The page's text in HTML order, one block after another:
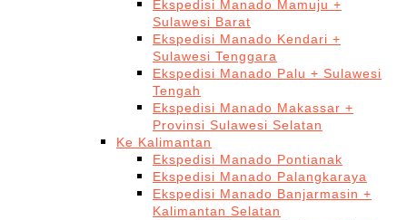
Ekspedisi Manado Mamuju +
Sulawesi Barat
Ekspedisi Manado Kendari +
Sulawesi Tenggara
Ekspedisi Manado Palu + Sulawesi
Tengah
Ekspedisi Manado Makassar +
Provinsi Sulawesi Selatan
Ke Kalimantan
Ekspedisi Manado Pontianak
Ekspedisi Manado Palangkaraya
Ekspedisi Manado Banjarmasin +
Kalimantan Selatan